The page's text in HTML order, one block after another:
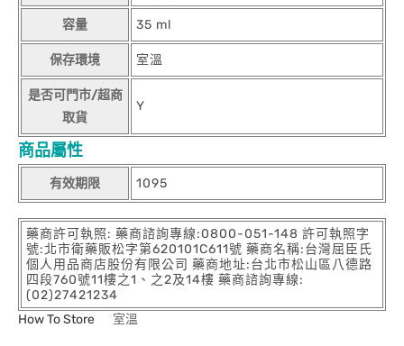
容量 35 ml
保存環境 室溫
是否可門市/超商
取貨
Y
商品屬性
有效期限 1095
藥商許可執照: 藥商諮詢專線:0800-051-148 許可執照字
號:北市衛藥販松字第620101C611號 藥商名稱:台灣屈臣氏
個人用品商店股份有限公司 藥商地址:台北市松山區八德路
四段760號11樓之1、之2及14樓 藥商諮詢專線:
(02)27421234
How To Store
室溫